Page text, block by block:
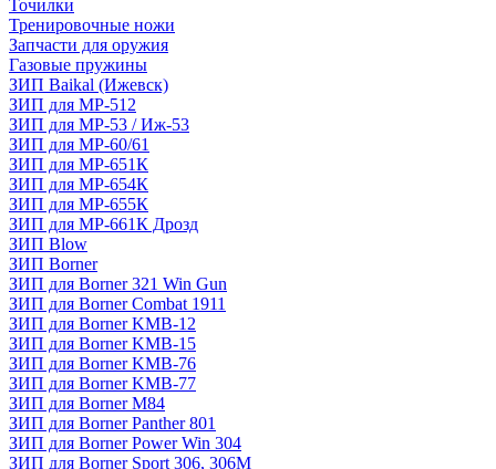
Точилки
Тренировочные ножи
Запчасти для оружия
Газовые пружины
ЗИП Baikal (Ижевск)
ЗИП для МР-512
ЗИП для МР-53 / Иж-53
ЗИП для МР-60/61
ЗИП для МР-651К
ЗИП для МР-654К
ЗИП для МР-655К
ЗИП для МР-661К Дрозд
ЗИП Blow
ЗИП Borner
ЗИП для Borner 321 Win Gun
ЗИП для Borner Combat 1911
ЗИП для Borner KMB-12
ЗИП для Borner KMB-15
ЗИП для Borner KMB-76
ЗИП для Borner KMB-77
ЗИП для Borner M84
ЗИП для Borner Panther 801
ЗИП для Borner Power Win 304
ЗИП для Borner Sport 306, 306M